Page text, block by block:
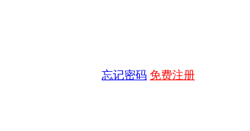
忘记密码 免费注册